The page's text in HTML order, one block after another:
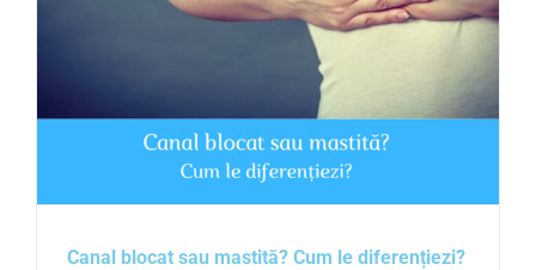
Canal blocat sau mastită? Cum le diferențiezi?